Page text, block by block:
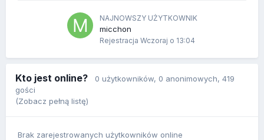
NAJNOWSZY UŻYTKOWNIK
micchon
Rejestracja Wczoraj o 13:04
Kto jest online? 0 użytkowników, 0 anonimowych, 419
gości
(Zobacz pełną listę)
Brak zarejestrowanych użytkowników online